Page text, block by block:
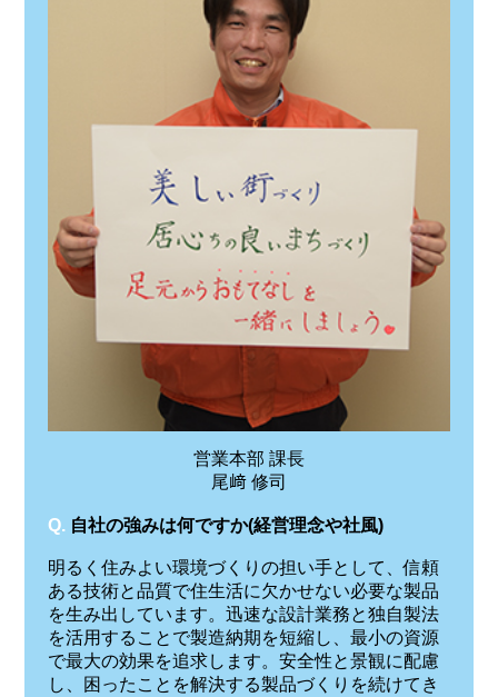
営業本部 課長
尾﨑 修司
Q. 自社の強みは何ですか(経営理念や社風)
明るく住みよい環境づくりの担い手として、信頼
ある技術と品質で住生活に欠かせない必要な製品
を生み出しています。迅速な設計業務と独自製法
を活用することで製造納期を短縮し、最小の資源
で最大の効果を追求します。安全性と景観に配慮
し、困ったことを解決する製品づくりを続けてき